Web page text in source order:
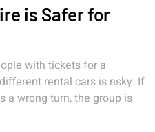
is Safer for
with tickets for a
rental cars is risky. If
a wrong turn, the group is